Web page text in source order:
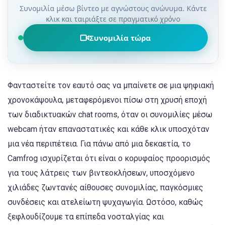
Συνομιλία μέσω βίντεο με αγνώστους ανώνυμα. Κάντε
κλικ και ταιριάξτε σε πραγματικό χρόνο
Συνομιλία τώρα
Φανταστείτε τον εαυτό σας να μπαίνετε σε μια ψηφιακή
χρονοκάψουλα, μεταφερόμενοι πίσω στη χρυσή εποχή
των διαδικτυακών chat rooms, όταν οι συνομιλίες μέσω
webcam ήταν επαναστατικές και κάθε κλικ υποσχόταν
μια νέα περιπέτεια. Για πάνω από μια δεκαετία, το
Camfrog ισχυρίζεται ότι είναι ο κορυφαίος προορισμός
για τους λάτρεις των βιντεοκλήσεων, υποσχόμενο
χιλιάδες ζωντανές αίθουσες συνομιλίας, παγκόσμιες
συνδέσεις και ατελείωτη ψυχαγωγία. Ωστόσο, καθώς
ξεφλουδίζουμε τα επίπεδα νοσταλγίας και